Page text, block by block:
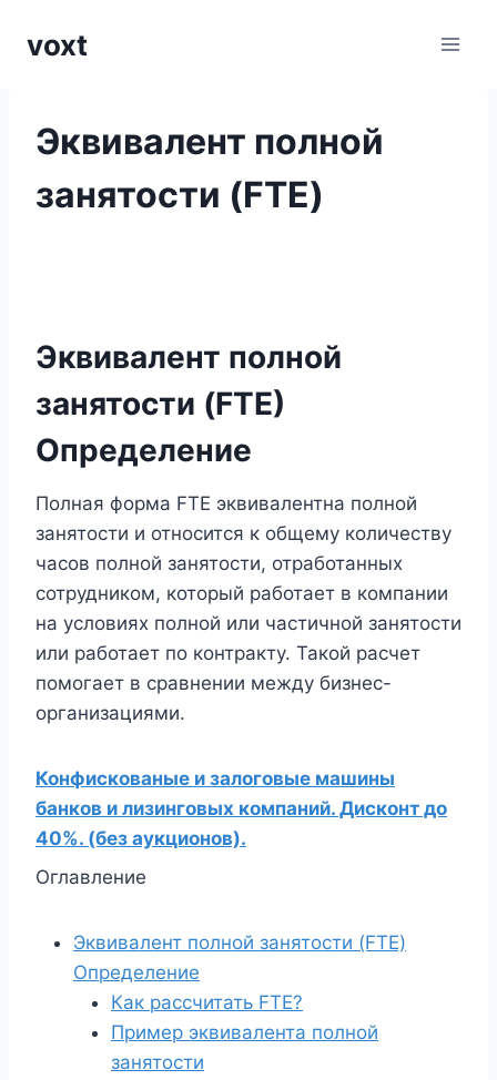
voxt
Эквивалент полной
занятости (FTE)
Эквивалент полной
занятости (FTE)
Определение
Полная форма FTE эквивалентна полной
занятости и относится к общему количеству
часов полной занятости, отработанных
сотрудником, который работает в компании
на условиях полной или частичной занятости
или работает по контракту. Такой расчет
помогает в сравнении между бизнес-
организациями.
Конфискованые и залоговые машины
банков и лизинговых компаний. Дисконт до
40%. (без аукционов).
Оглавление
Эквивалент полной занятости (FTE)
Определение
Как рассчитать FTE?
Пример эквивалента полной
занятости